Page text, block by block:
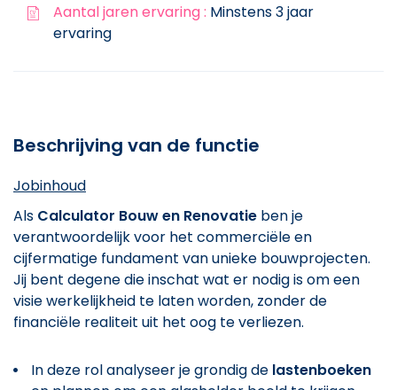
Aantal jaren ervaring : Minstens 3 jaar
ervaring
Beschrijving van de functie
Jobinhoud
Als Calculator Bouw en Renovatie ben je
verantwoordelijk voor het commerciële en
cijfermatige fundament van unieke bouwprojecten.
Jij bent degene die inschat wat er nodig is om een
visie werkelijkheid te laten worden, zonder de
financiële realiteit uit het oog te verliezen.
In deze rol analyseer je grondig de lastenboeken